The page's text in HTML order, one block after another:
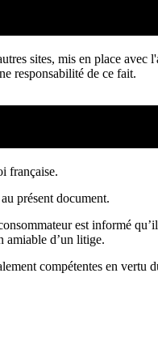
sites, mis en place avec
responsabilité de ce fait.
française.
présent document.
est informé
amiable d’un litige.
compétentes en